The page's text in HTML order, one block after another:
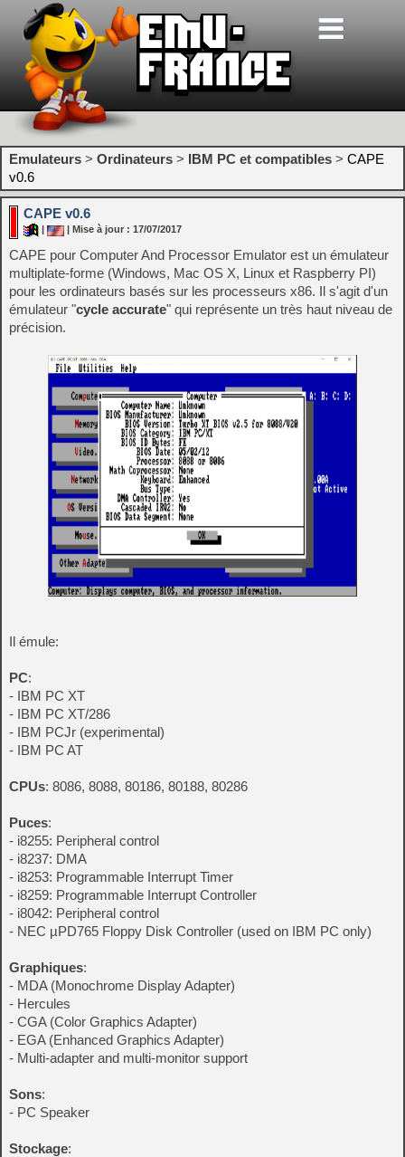
Emulateurs > Ordinateurs > IBM PC et compatibles > CAPE
v0.6
CAPE v0.6
| Mise à jour : 17/07/2017
CAPE pour Computer And Processor Emulator est un émulateur
multiplate-forme (Windows, Mac OS X, Linux et Raspberry PI)
pour les ordinateurs basés sur les processeurs x86. Il s'agit d'un
émulateur "cycle accurate" qui représente un très haut niveau de
précision.
Il émule:
PC:
- IBM PC XT
- IBM PC XT/286
- IBM PCJr (experimental)
- IBM PC AT
CPUs: 8086, 8088, 80186, 80188, 80286
Puces:
- i8255: Peripheral control
- i8237: DMA
- i8253: Programmable Interrupt Timer
- i8259: Programmable Interrupt Controller
- i8042: Peripheral control
- NEC µPD765 Floppy Disk Controller (used on IBM PC only)
Graphiques:
- MDA (Monochrome Display Adapter)
- Hercules
- CGA (Color Graphics Adapter)
- EGA (Enhanced Graphics Adapter)
- Multi-adapter and multi-monitor support
Sons:
- PC Speaker
Stockage: